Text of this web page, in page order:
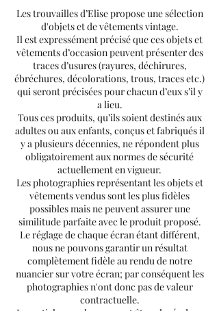
Les trouvailles d’Elise propose une sélection
d'objets et de vêtements vintage.
Il est expressément précisé que ces objets et
vêtements d’occasion peuvent présenter des
traces d’usures (rayures, déchirures,
ébréchures, décolorations, trous, traces etc.)
qui seront précisées pour chacun d’eux s’il y
a lieu.
Tous ces produits, qu’ils soient destinés aux
adultes ou aux enfants, conçus et fabriqués il
y a plusieurs décennies, ne répondent plus
obligatoirement aux normes de sécurité
actuellement en vigueur.
Les photographies représentant les objets et
vêtements vendus sont les plus fidèles
possibles mais ne peuvent assurer une
similitude parfaite avec le produit proposé.
Le réglage de chaque écran étant différent,
nous ne pouvons garantir un résultat
complètement fidèle au rendu de notre
nuancier sur votre écran; par conséquent les
photographies n'ont donc pas de valeur
contractuelle.